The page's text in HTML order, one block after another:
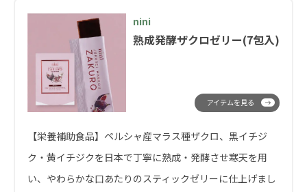
熟成発酵ザクロゼリー(7包入)
nini
【栄養補助食品】ペルシャ産マラス種ザクロ、黒イチジ
ク・黄イチジクを日本で丁寧に熟成・発酵させ寒天を用
い、やわらかな口あたりのスティックゼリーに仕上げまし
アイテムを見る